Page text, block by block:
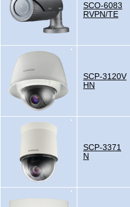
SCO-6083
RVPN/TE
SCP-3120V
HN
SCP-3371
N